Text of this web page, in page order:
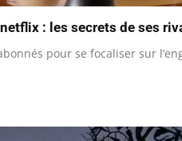
: les secrets de ses
pour se focaliser sur